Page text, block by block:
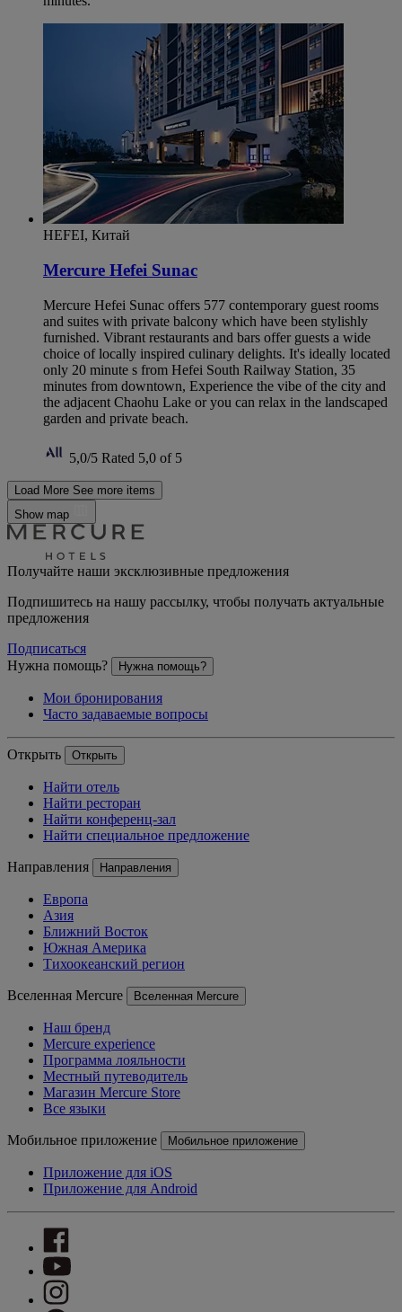
HEFEI, Китай
Mercure Hefei Sunac
Mercure Hefei Sunac offers 577 contemporary guest rooms
and suites with private balcony which have been stylishly
furnished. Vibrant restaurants and bars offer guests a wide
choice of locally inspired culinary delights. It's ideally located
only 20 minute s from Hefei South Railway Station, 35
minutes from downtown, Experience the vibe of the city and
the adjacent Chaohu Lake or you can relax in the landscaped
garden and private beach.
5,0/5 Rated 5,0 of 5
Load More See more items
Show map
Получайте наши эксклюзивные предложения
Подпишитесь на нашу рассылку, чтобы получать актуальные
предложения
Подписаться
Нужна помощь?
Нужна помощь?
Мои бронирования
Часто задаваемые вопросы
Открыть Открыть
Найти отель
Найти ресторан
Найти конференц-зал
Найти специальное предложение
Направления Направления
Европа
Азия
Ближний Восток
Южная Америка
Тихоокеанский регион
Вселенная Mercure Вселенная Mercure
Наш бренд
Mercure experience
Программа лояльности
Местный путеводитель
Магазин Mercure Store
Все языки
Мобильное приложение Мобильное приложение
Приложение для iOS
Приложение для Android